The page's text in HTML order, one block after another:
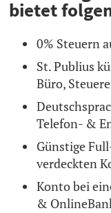
bietet
0% Steuern
St. Publius
Büro,
Telefon- &
Günstige
verdeckten
Konto bei
&